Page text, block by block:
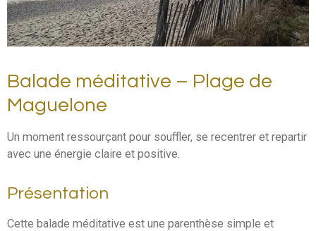
Balade méditative – Plage de
Maguelone
Un moment ressourçant pour souffler, se recentrer et repartir
avec une énergie claire et positive.
Présentation
Cette balade méditative est une parenthèse simple et